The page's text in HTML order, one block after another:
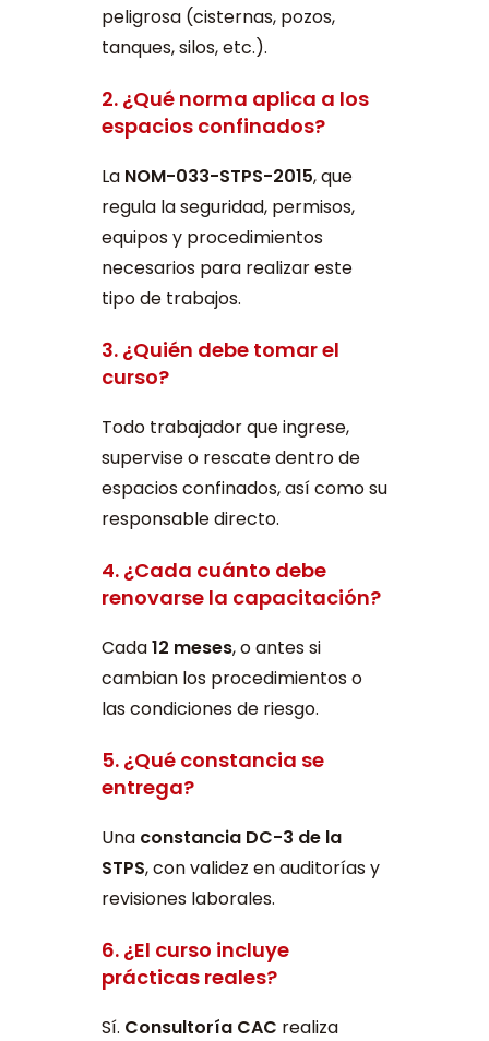
peligrosa (cisternas, pozos,
tanques, silos, etc.).
2. ¿Qué norma aplica a los
espacios confinados?
La NOM-033-STPS-2015, que
regula la seguridad, permisos,
equipos y procedimientos
necesarios para realizar este
tipo de trabajos.
3. ¿Quién debe tomar el
curso?
Todo trabajador que ingrese,
supervise o rescate dentro de
espacios confinados, así como su
responsable directo.
4. ¿Cada cuánto debe
renovarse la capacitación?
Cada12 meses, o antes si
cambian los procedimientos o
las condiciones de riesgo.
5. ¿Qué constancia se
entrega?
Una constancia DC-3 de la
STPS, con validez en auditorías y
revisiones laborales.
6. ¿El curso incluye
prácticas reales?
Sí. Consultoría CAC realiza